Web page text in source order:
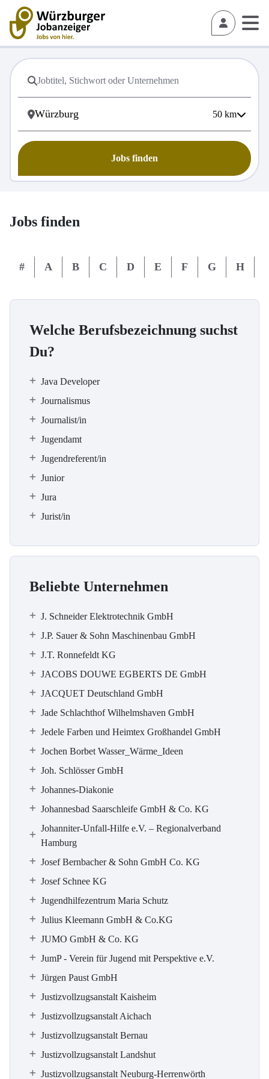
50 km
Jobs finden
Jobs finden
# A B C D E F G H
Welche Berufsbezeichnung suchst
Du?
Java Developer
Journalismus
Journalist/in
Jugendamt
Jugendreferent/in
Junior
Jura
Jurist/in
Beliebte Unternehmen
J. Schneider Elektrotechnik GmbH
J.P. Sauer & Sohn Maschinenbau GmbH
J.T. Ronnefeldt KG
JACOBS DOUWE EGBERTS DE GmbH
JACQUET Deutschland GmbH
Jade Schlachthof Wilhelmshaven GmbH
Jedele Farben und Heimtex Großhandel GmbH
Jochen Borbet Wasser_Wärme_Ideen
Joh. Schlösser GmbH
Johannes-Diakonie
Johannesbad Saarschleife GmbH & Co. KG
Johanniter-Unfall-Hilfe e.V. – Regionalverband
Hamburg
Josef Bernbacher & Sohn GmbH Co. KG
Josef Schnee KG
Jugendhilfezentrum Maria Schutz
Julius Kleemann GmbH & Co.KG
JUMO GmbH & Co. KG
JumP - Verein für Jugend mit Perspektive e.V.
Jürgen Paust GmbH
Justizvollzugsanstalt Kaisheim
Justizvollzugsanstalt Aichach
Justizvollzugsanstalt Bernau
Justizvollzugsanstalt Landshut
Justizvollzugsanstalt Neuburg-Herrenwörth